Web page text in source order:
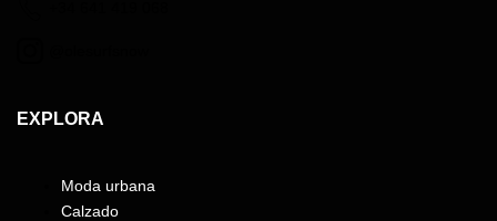
EXPLORA
Moda urbana
Calzado